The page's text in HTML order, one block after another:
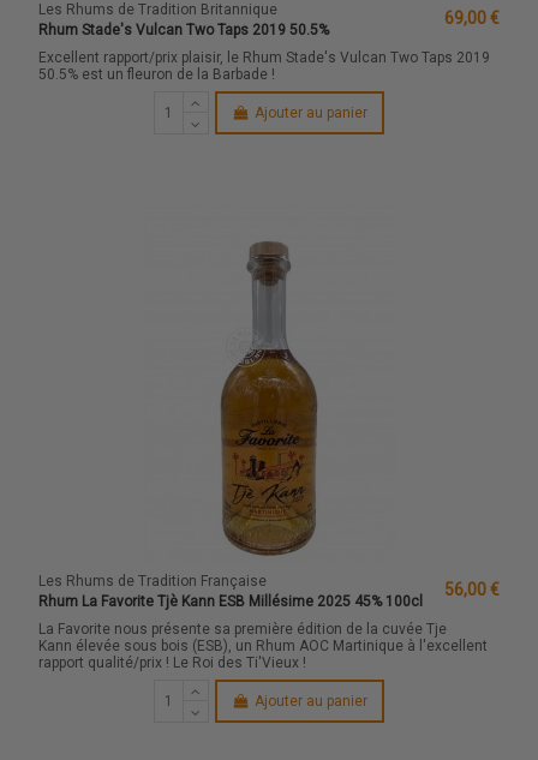
Les Rhums de Tradition Britannique
Rhum Stade's Vulcan Two Taps 2019 50.5%
69,00 €
Excellent rapport/prix plaisir, le Rhum Stade's Vulcan Two Taps 2019
50.5% est un fleuron de la Barbade !
Ajouter au panier
Les Rhums de Tradition Française
Rhum La Favorite Tjè Kann ESB Millésime 2025 45% 100cl
56,00 €
La Favorite nous présente sa première édition de la cuvée Tje
Kann élevée sous bois (ESB), un Rhum AOC Martinique à l'excellent
rapport qualité/prix ! Le Roi des Ti'Vieux !
Ajouter au panier